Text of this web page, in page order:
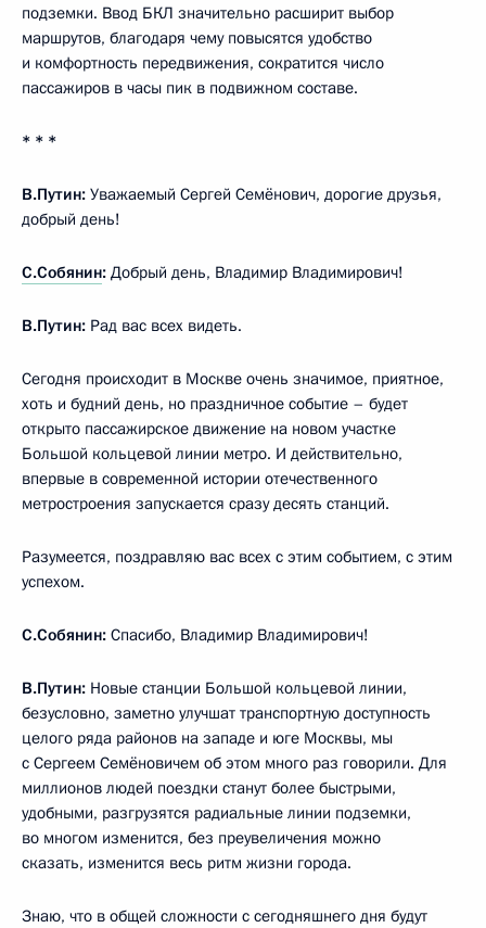
подземки. Ввод БКЛ значительно расширит выбор
маршрутов, благодаря чему повысятся удобство
и комфортность передвижения, сократится число
пассажиров в часы пик в подвижном составе.
* * *
В.Путин: Уважаемый Сергей Семёнович, дорогие друзья,
добрый день!
С.Собянин: Добрый день, Владимир Владимирович!
В.Путин: Рад вас всех видеть.
Сегодня происходит в Москве очень значимое, приятное,
хоть и будний день, но праздничное событие – будет
открыто пассажирское движение на новом участке
Большой кольцевой линии метро. И действительно,
впервые в современной истории отечественного
метростроения запускается сразу десять станций.
Разумеется, поздравляю вас всех с этим событием, с этим
успехом.
С.Собянин: Спасибо, Владимир Владимирович!
В.Путин: Новые станции Большой кольцевой линии,
безусловно, заметно улучшат транспортную доступность
целого ряда районов на западе и юге Москвы, мы
с Сергеем Семёновичем об этом много раз говорили. Для
миллионов людей поездки станут более быстрыми,
удобными, разгрузятся радиальные линии подземки,
во многом изменится, без преувеличения можно
сказать, изменится весь ритм жизни города.
Знаю, что в общей сложности с сегодняшнего дня будут